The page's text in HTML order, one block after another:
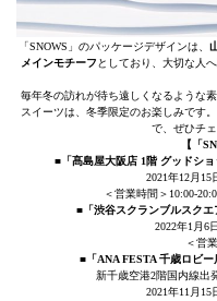
「SNOWS」のパッケージデザインは、
メインモチーフ としており、大切な人
毎年冬の訪れが待ち遠しくなるような
スイーツは、冬季限定のお楽しみです
で、ぜひチ
【「
■ 「髙島屋大阪店 1階 グッドショ
2021年12月15
＜営業時間＞
■ 「渋谷スクランブルスクエ
2022年1月6
＜営
■「ANA FESTA 千歳ロビー
新千歳空港2階国内線出
2021年11月15